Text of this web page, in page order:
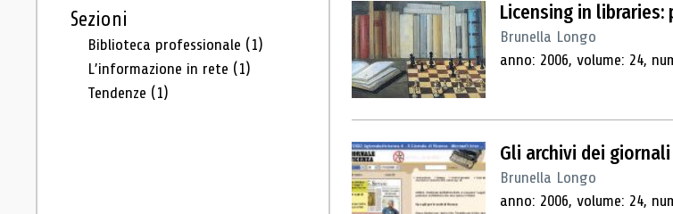
Sezioni
Biblioteca professionale (1)
L’informazione in rete (1)
Tendenze (1)
Licensing in
Brunella Longo
anno: 2006, volume: 24,
Gli archivi dei
Brunella Longo
anno: 2006, volume: 24,